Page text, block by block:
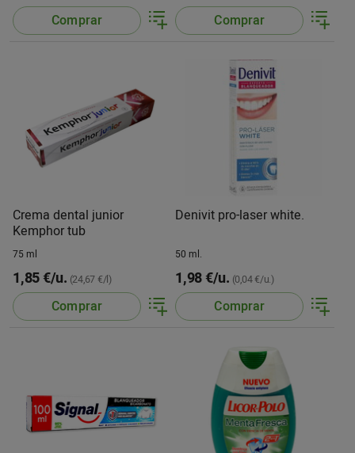
Comprar Comprar
Crema dental junior
Kemphor tub
75 ml
1,85 €/u. (24,67 €/l)
Comprar
Denivit pro-laser white.
50 ml.
1,98 €/u. (0,04 €/u.)
Comprar